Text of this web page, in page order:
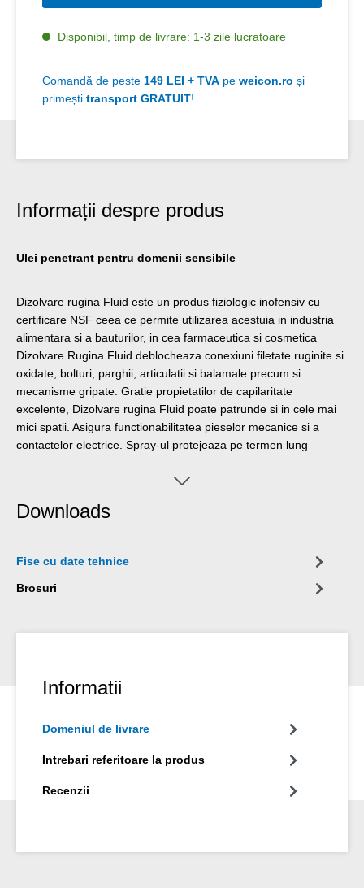
Disponibil, timp de livrare: 1-3 zile lucratoare
Comandă de peste 149 LEI + TVA pe weicon.ro și
primești transport GRATUIT!
Informații despre produs
Ulei penetrant pentru domenii sensibile
Dizolvare rugina Fluid este un produs fiziologic inofensiv cu
certificare NSF ceea ce permite utilizarea acestuia in industria
alimentara si a bauturilor, in cea farmaceutica si cosmetica
Dizolvare Rugina Fluid deblocheaza conexiuni filetate ruginite si
oxidate, bolturi, parghii, articulatii si balamale precum si
mecanisme gripate. Gratie propietatilor de capilaritate
excelente, Dizolvare rugina Fluid poate patrunde si in cele mai
mici spatii. Asigura functionabilitatea pieselor mecanice si a
contactelor electrice. Spray-ul protejeaza pe termen lung
metalice, piesele mecanice si sistemele electrice . Datorita
Rugina Fluid poate contribui la imbunatatirea sigurantei si
Downloads
Fise cu date tehnice
Brosuri
Informatii
Domeniul de livrare
Intrebari referitoare la produs
Recenzii